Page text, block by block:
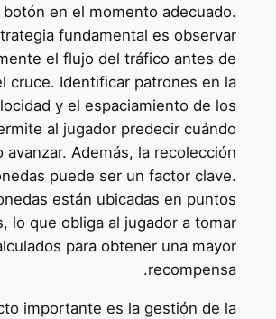
en el momento adecuado.
fundamental es observar
el flujo del tráfico antes de
cruce. Identificar patrones en la
y el espaciamiento de los
al jugador predecir cuándo
avanzar. Además, la recolección
puede ser un factor clave.
están ubicadas en puntos
lo que obliga al jugador a tomar
para obtener una mayor
recompensa.
importante es la gestión de la